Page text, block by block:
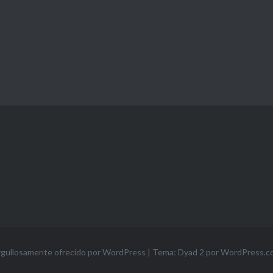
ofrecido por WordPress | Tema: Dyad 2 por